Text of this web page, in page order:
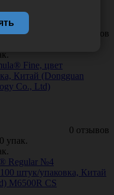
0 отзывов
Fine, цвет
Китай (Dongguan
Cо., Ltd)
0 отзывов
упак.
Regular №4
штук/упаковка, Китай
M6500R CS